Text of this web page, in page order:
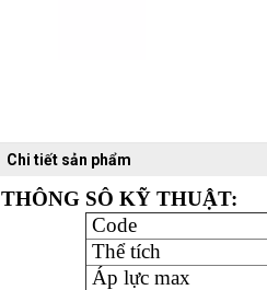
Chi tiết sản phẩm
THÔNG SÔ KỸ THUẬT:
Code
Thể tích
Áp lực max